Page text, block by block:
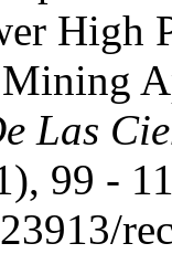
High
Las
99 -